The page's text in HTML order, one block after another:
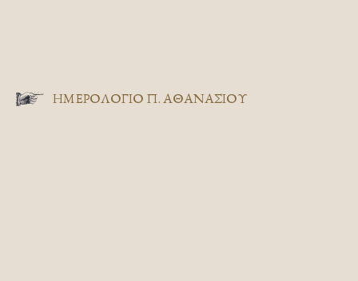
ΗΜΕΡΟΛΟΓΙΟ Π. ΑΘΑΝΑΣΙΟΥ